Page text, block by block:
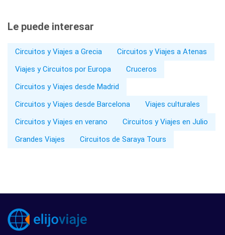
Le puede interesar
Circuitos y Viajes a Grecia
Circuitos y Viajes a Atenas
Viajes y Circuitos por Europa
Cruceros
Circuitos y Viajes desde Madrid
Circuitos y Viajes desde Barcelona
Viajes culturales
Circuitos y Viajes en verano
Circuitos y Viajes en Julio
Grandes Viajes
Circuitos de Saraya Tours